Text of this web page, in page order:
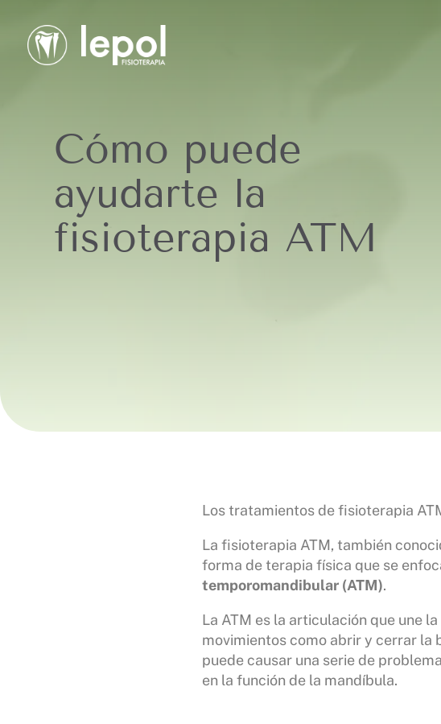
Cómo puede
ayudarte la
fisioterapia ATM
Los tratamientos de fisioterapia
La fisioterapia ATM, también
forma de terapia física que se
temporomandibular (ATM).
La ATM es la articulación que une
movimientos como abrir y cerrar la
puede causar una serie de
en la función de la mandíbula.